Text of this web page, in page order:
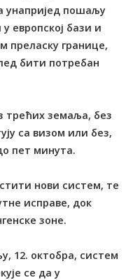
унапријед пошаљу
европској бази и
преласку границе,
бити потребан
трећих земаља, без
са визом или без,
пет минута.
нови систем, те
исправе, док
зоне.
12. октобра, систем
се да у